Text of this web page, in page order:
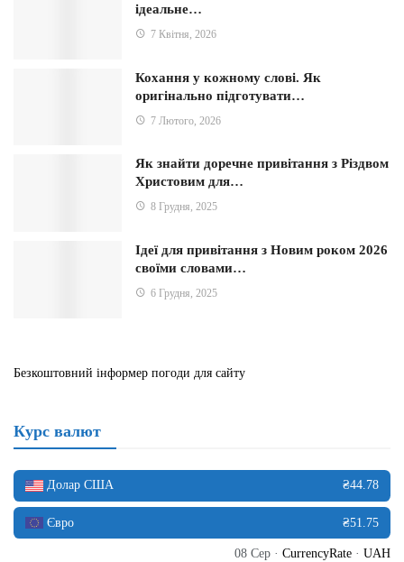
ідеальне…
7 Квітня, 2026
Кохання у кожному слові. Як
оригінально підготувати…
7 Лютого, 2026
Як знайти доречне привітання з Різдвом
Христовим для…
8 Грудня, 2025
Ідеї для привітання з Новим роком 2026
своїми словами…
6 Грудня, 2025
Безкоштовний інформер погоди для сайту
Курс валют
Долар США ₴44.78
Євро ₴51.75
08 Сер · CurrencyRate · UAH